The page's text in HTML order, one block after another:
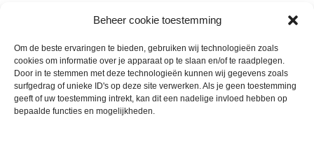
Beheer cookie toestemming
Om de beste ervaringen te bieden, gebruiken wij technologieën zoals
cookies om informatie over je apparaat op te slaan en/of te raadplegen.
Door in te stemmen met deze technologieën kunnen wij gegevens zoals
surfgedrag of unieke ID's op deze site verwerken. Als je geen toestemming
geeft of uw toestemming intrekt, kan dit een nadelige invloed hebben op
bepaalde functies en mogelijkheden.
Heb je vragen, suggesties of tips? Stuur me een berichtje
info@mamameteenblog.nl